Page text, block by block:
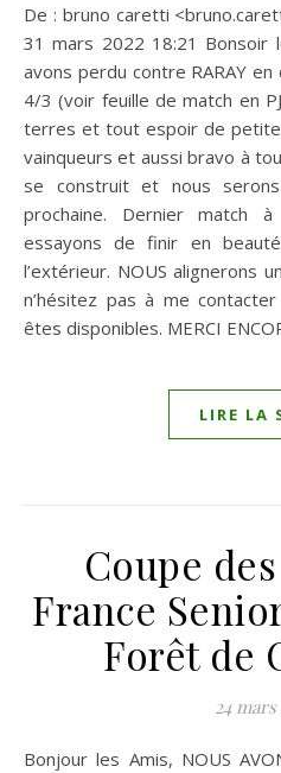
De : bruno caretti <bruno.caretti@hotmail.fr>Envoyé : jeudi
31 mars 2022 18:21 Bonsoir
avons perdu contre RARAY
4/3 (voir feuille de match en
terres et tout espoir de petite
vainqueurs et aussi bravo à
se construit et nous
prochaine. Dernier match à
essayons de finir en
l’extérieur. NOUS alignerons
n’hésitez pas à me
êtes disponibles. MERCI
LIRE LA
Coupe
France
Forêt de
24 mars
Bonjour les Amis, NOUS AVONS REMIS LES CHOSES EN